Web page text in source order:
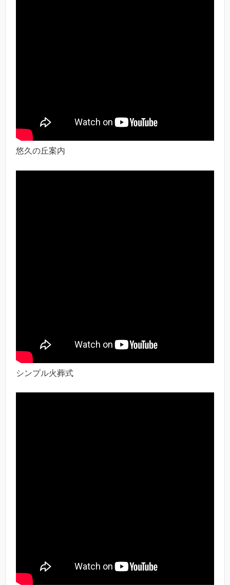
悠久の丘案内
シンプル火葬式